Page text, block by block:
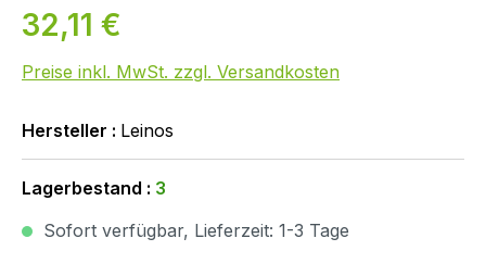
32,11 €
Preise inkl. MwSt. zzgl. Versandkosten
Hersteller : Leinos
Lagerbestand : 3
Sofort verfügbar, Lieferzeit: 1-3 Tage